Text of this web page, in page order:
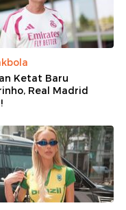
Ketat Baru
Real Madrid